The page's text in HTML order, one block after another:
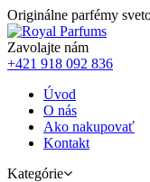
Originálne parfémy
Zavolajte nám
+421 918 092 836
Úvod
O nás
Ako nakupovať
Kontakt
Kategórie